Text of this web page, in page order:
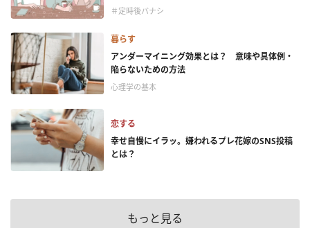
＃定時後バナシ
暮らす
アンダーマイニング効果とは？ 意味や具体例・
陥らないための方法
心理学の基本
恋する
幸せ自慢にイラッ。嫌われるプレ花嫁のSNS投稿
とは？
もっと見る